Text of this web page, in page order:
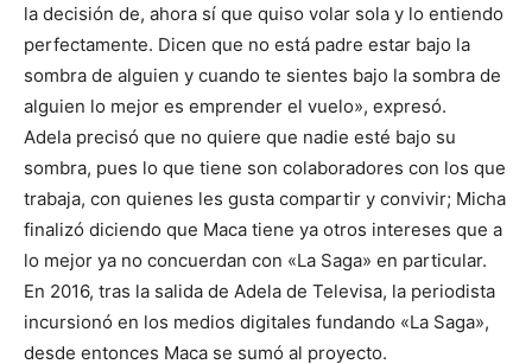
la decisión de, ahora sí que quiso volar sola y lo entiendo
perfectamente. Dicen que no está padre estar bajo la
sombra de alguien y cuando te sientes bajo la sombra de
alguien lo mejor es emprender el vuelo», expresó.
Adela precisó que no quiere que nadie esté bajo su
sombra, pues lo que tiene son colaboradores con los que
trabaja, con quienes les gusta compartir y convivir; Micha
finalizó diciendo que Maca tiene ya otros intereses que a
lo mejor ya no concuerdan con «La Saga» en particular.
En 2016, tras la salida de Adela de Televisa, la periodista
incursionó en los medios digitales fundando «La Saga»,
desde entonces Maca se sumó al proyecto.